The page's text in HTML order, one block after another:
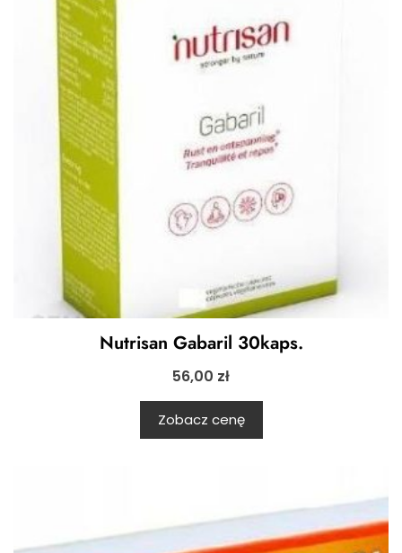
Nutrisan Gabaril 30kaps.
56,00 zł
Zobacz cenę